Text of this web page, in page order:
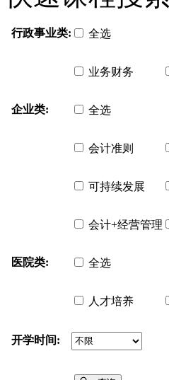
行政事业类: 全选
业务财务
企业类: 全选
会计准则
可持续发展
会计+经营管理
医院类: 全选
人才培养
开学时间: